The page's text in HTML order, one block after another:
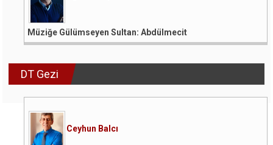
Müziğe Gülümseyen Sultan: Abdülmecit
DT Gezi
Ceyhun Balcı